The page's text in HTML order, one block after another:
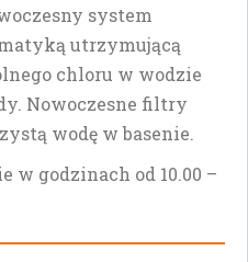
system
utrzymującą
chloru w wodzie
Nowoczesne filtry
wodę w basenie.
w godzinach od 10.00 –